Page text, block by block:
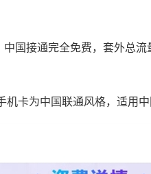
国接通完全免费，套外总流
机卡为中国联通风格，适用中